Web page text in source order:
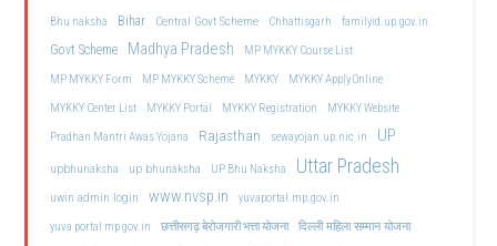
Bhu naksha Bihar Central Govt Scheme Chhattisgarh familyid.up.gov.in
Govt Scheme Madhya Pradesh
MP MYKKY Course List
MP MYKKY Form
MP MYKKY Scheme MYKKY
MYKKY Apply Online
MYKKY Center List
MYKKY Portal MYKKY Registration
MYKKY Website
Pradhan Mantri Awas Yojana
Rajasthan sewayojan.up.nic.in UP
upbhunaksha up bhunaksha UP Bhu Naksha Uttar Pradesh
uwin admin login www.nvsp.in
yuvaportal.mp.gov.in
yuva portal mp gov.in
छत्तीसगढ़ बेरोजगारी भत्ता योजना दिल्ली महिला सम्मान योजना